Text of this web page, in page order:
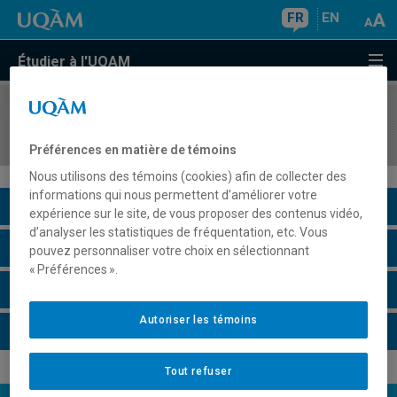
FR EN
Étudier à l'UQAM
COURS//
Description du cours
Horaire - Été 2026
Préférences en matière de témoins
Nous utilisons des témoins (cookies) afin de collecter des
informations qui nous permettent d’améliorer votre
expérience sur le site, de vous proposer des contenus vidéo,
d’analyser les statistiques de fréquentation, etc. Vous
pouvez personnaliser votre choix en sélectionnant
« Préférences ».
Tout refuser
Autoriser les témoins